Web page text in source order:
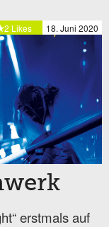
18. Juni 2020
2 Likes
erstmals auf